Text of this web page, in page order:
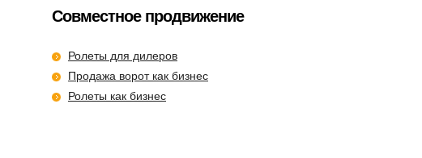
Совместное продвижение
Ролеты для дилеров
Продажа ворот как бизнес
Ролеты как бизнес